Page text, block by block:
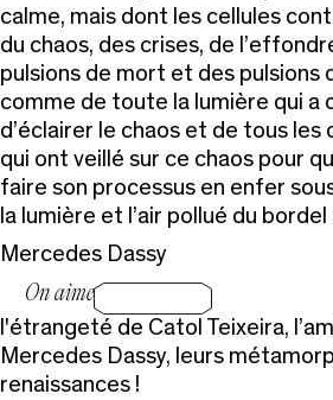
calme, mais dont les cellules
du chaos, des crises, de
pulsions de mort et des pulsions
comme de toute la lumière qui a
d’éclairer le chaos et de tous les
qui ont veillé sur ce chaos pour
faire son processus en enfer
la lumière et l’air pollué du bordel
Mercedes Dassy
On aime
l'étrangeté de Catol Teixeira,
Mercedes Dassy, leurs
renaissances !